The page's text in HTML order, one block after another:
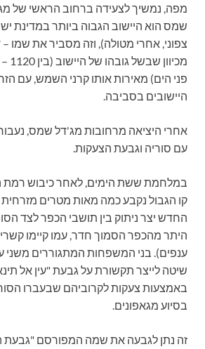
מפה, נמשיך לצעידה ברחוב הראשי של
שמס הוא היישוב הגבוה ביותר במדינת
צפוני, אחרי מטולה), וזה מסביר את
פני הים) מאירות אותו קרני השמש, עם
היישובים בסביבה.
אחרי היציאה מרחובות מג'דל שמס,
עם סוריה וגבעת הצעקות.
במלחמת ששת הימים, לאחר כיבוש רמת
קו הגבול נקבע כמה מאות מטרים מזרחית
החדש יצר ניתוק בין תושבי הכפר לצד
היתר מהכפר הסמוך חדר, עמו קיימו
ענפים). בני המשפחות המתגוררים משני
שיטה לייצר תקשורת על גבעת "עין אל
באמצעות צעקות לקרוביהם שבעברו
בסיוע מגאפונים.
זה נתן לגבעה את שמה המפורסם "גבעת